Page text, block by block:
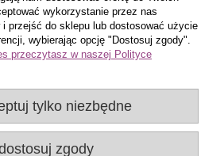
Zakupy
produkty
Moje konto
wykorzystanie przez nas
przejść do sklepu lub dostosować użycie
wybierając opcję "Dostosuj zgody".
przeczytasz w naszej Polityce
tylko niezbędne
zgody